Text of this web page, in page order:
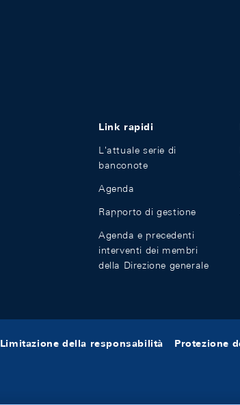
Link rapidi
L'attuale serie di
banconote
Agenda
Rapporto di gestione
Agenda e precedenti
interventi dei membri
della Direzione generale
Limitazione della responsabilità Protezione